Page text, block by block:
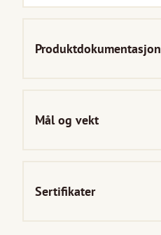
Produktdokumentasjon
Mål og vekt
Sertifikater